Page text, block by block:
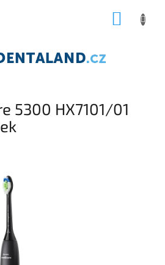
5300 HX7101/01